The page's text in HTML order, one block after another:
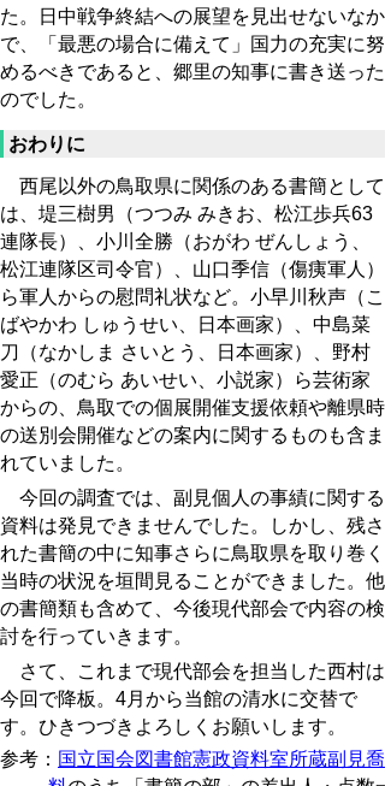
た。日中戦争終結への展望を見出せないなか
で、「最悪の場合に備えて」国力の充実に努
めるべきであると、郷里の知事に書き送った
のでした。
おわりに
西尾以外の鳥取県に関係のある書簡として
は、堤三樹男（つつみ みきお、松江歩兵63
連隊長）、小川全勝（おがわ ぜんしょう、
松江連隊区司令官）、山口季信（傷痍軍人）
ら軍人からの慰問礼状など。小早川秋声（こ
ばやかわ しゅうせい、日本画家）、中島菜
刀（なかしま さいとう、日本画家）、野村
愛正（のむら あいせい、小説家）ら芸術家
からの、鳥取での個展開催支援依頼や離県時
の送別会開催などの案内に関するものも含ま
れていました。
今回の調査では、副見個人の事績に関する
資料は発見できませんでした。しかし、残さ
れた書簡の中に知事さらに鳥取県を取り巻く
当時の状況を垣間見ることができました。他
の書簡類も含めて、今後現代部会で内容の検
討を行っていきます。
さて、これまで現代部会を担当した西村は
今回で降板。4月から当館の清水に交替で
す。ひきつづきよろしくお願いします。
参考： 国立国会図書館憲政資料室所蔵副見喬